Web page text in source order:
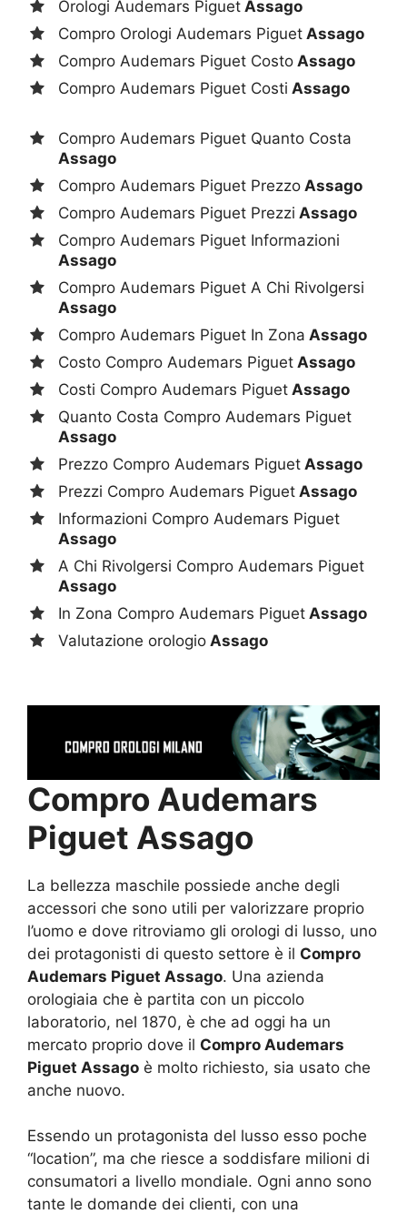
Orologi Audemars Piguet Assago
Compro Orologi Audemars Piguet Assago
Compro Audemars Piguet Costo Assago
Compro Audemars Piguet Costi Assago
Compro Audemars Piguet Quanto Costa
Assago
Compro Audemars Piguet Prezzo Assago
Compro Audemars Piguet Prezzi Assago
Compro Audemars Piguet Informazioni
Assago
Compro Audemars Piguet A Chi Rivolgersi
Assago
Compro Audemars Piguet In Zona Assago
Costo Compro Audemars Piguet Assago
Costi Compro Audemars Piguet Assago
Quanto Costa Compro Audemars Piguet
Assago
Prezzo Compro Audemars Piguet Assago
Prezzi Compro Audemars Piguet Assago
Informazioni Compro Audemars Piguet
Assago
A Chi Rivolgersi Compro Audemars Piguet
Assago
In Zona Compro Audemars Piguet Assago
Valutazione orologio Assago
Compro Audemars
Piguet Assago
La bellezza maschile possiede anche degli
accessori che sono utili per valorizzare proprio
l’uomo e dove ritroviamo gli orologi di lusso, uno
dei protagonisti di questo settore è il Compro
Audemars Piguet Assago. Una azienda
orologiaia che è partita con un piccolo
laboratorio, nel 1870, è che ad oggi ha un
mercato proprio dove il Compro Audemars
Piguet Assago è molto richiesto, sia usato che
anche nuovo.
Essendo un protagonista del lusso esso poche
“location”, ma che riesce a soddisfare milioni di
consumatori a livello mondiale. Ogni anno sono
tante le domande dei clienti, con una